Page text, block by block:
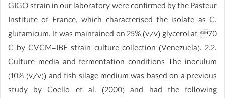
GIGO strain in our laboratory were confirmed by the Pasteur
Institute of France, which characterised the isolate as C.
glutamicum. It was maintained on 25% (v/v) glycerol at 70
C by CVCM-IBE strain culture collection (Venezuela). 2.2.
Culture media and fermentation conditions The inoculum
(10% (v/v)) and fish silage medium was based on a previous
study by Coello et al. (2000) and had the following